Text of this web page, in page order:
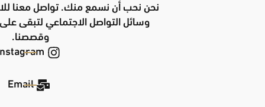
نحن نحب أن نسمع منك. تواصل معنا
وسائل التواصل الاجتماعي لتبقى على
وقصصنا.
Email